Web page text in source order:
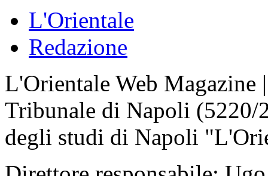
L'Orientale
Redazione
L'Orientale Web Magazine
Tribunale di Napoli
degli studi di Napoli